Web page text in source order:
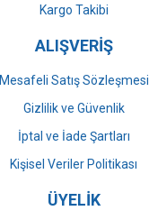
Gönder
Kargo Takibi
ALIŞVERİŞ
Mesafeli Satış Sözleşmesi
Gizlilik ve Güvenlik
İptal ve İade Şartları
Kişisel Veriler Politikası
ÜYELİK